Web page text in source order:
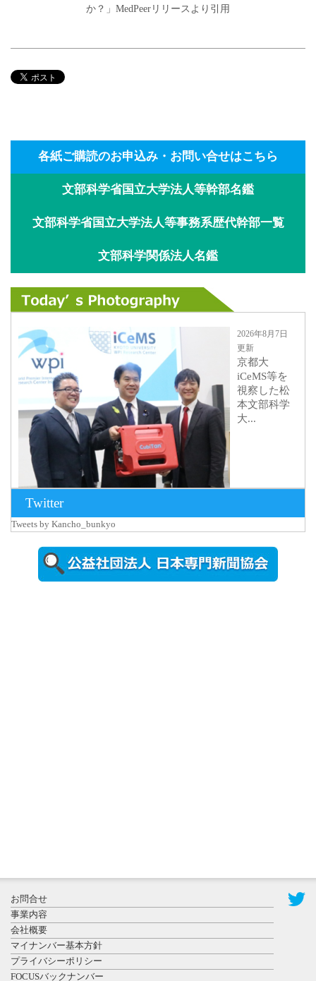
か？」MedPeerリリースより引用
各紙ご購読のお申込み・お問い合せはこちら
文部科学省国立大学法人等幹部名鑑
文部科学省国立大学法人等事務系歴代幹部一覧
文部科学関係法人名鑑
2026年8月7日
更新
京都大
iCeMS等を
視察した松
本文部科学
大...
2026年8月5日
更新
農工大で大
登録有形文
化財となっ
た東北大植
物園八...
Twitter
Tweets by Kancho_bunkyo
お問合せ
事業内容
会社概要
マイナンバー基本方針
プライバシーポリシー
FOCUSバックナンバー